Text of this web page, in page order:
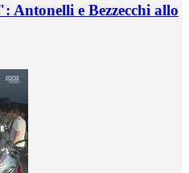
e Bezzecchi allo